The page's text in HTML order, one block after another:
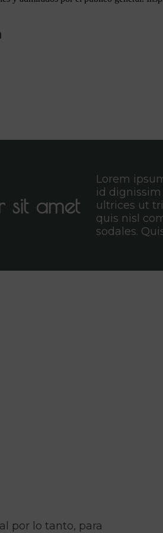
sit amet
Lorem
id
ultrices ut
quis nisl
sodales.
por lo tanto, para